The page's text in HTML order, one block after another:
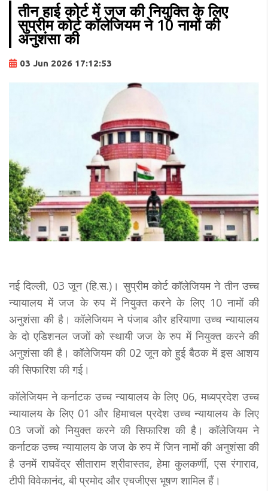
तीन हाई कोर्ट में जज की नियुक्ति के लिए
सुप्रीम कोर्ट कॉलेजियम ने 10 नामों की
अनुशंसा की
03 Jun 2026 17:12:53
नई दिल्ली, 03 जून (हि.स.)। सुप्रीम कोर्ट कॉलेजियम ने तीन उच्च
न्यायालय में जज के रुप में नियुक्त करने के लिए 10 नामों की
अनुशंसा की है। कॉलेजियम ने पंजाब और हरियाणा उच्च न्यायालय
के दो एडिशनल जजों को स्थायी जज के रुप में नियुक्त करने की
अनुशंसा की है। कॉलेजियम की 02 जून को हुई बैठक में इस आशय
की सिफारिश की गई।
कॉलेजियम ने कर्नाटक उच्च न्यायालय के लिए 06, मध्यप्रदेश उच्च
न्यायालय के लिए 01 और हिमाचल प्रदेश उच्च न्यायालय के लिए
03 जजों को नियुक्त करने की सिफारिश की है। कॉलेजियम ने
कर्नाटक उच्च न्यायालय के जज के रुप में जिन नामों की अनुशंसा की
है उनमें राघवेंद्र सीताराम श्रीवास्तव, हेमा कुलकर्णी, एस रंगाराव,
टीपी विवेकानंद, बी प्रमोद और एचजीएस भूषण शामिल हैं।